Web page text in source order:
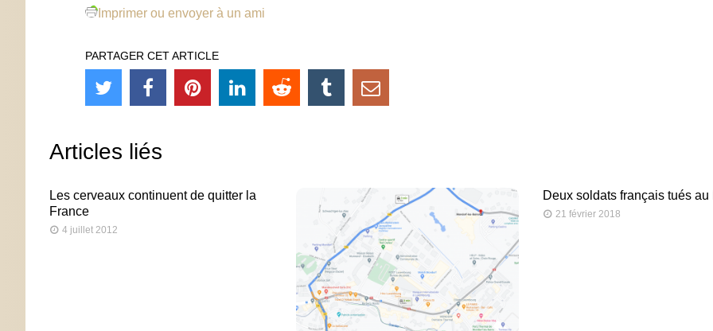
Imprimer ou envoyer à un ami
PARTAGER CET ARTICLE
Articles liés
Les cerveaux continuent de quitter la
France
4 juillet 2012
Deux soldats français tués au
21 février 2018